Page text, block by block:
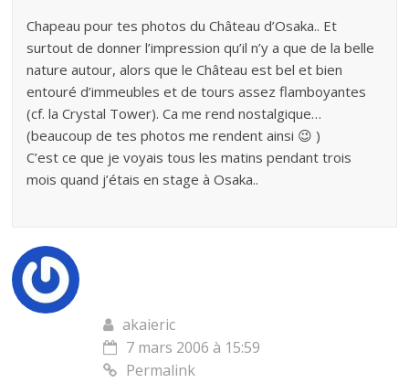
Chapeau pour tes photos du Château d’Osaka.. Et
surtout de donner l’impression qu’il n’y a que de la belle
nature autour, alors que le Château est bel et bien
entouré d’immeubles et de tours assez flamboyantes
(cf. la Crystal Tower). Ca me rend nostalgique…
(beaucoup de tes photos me rendent ainsi 😉 )
C’est ce que je voyais tous les matins pendant trois
mois quand j’étais en stage à Osaka..
akaieric
7 mars 2006 à 15:59
Permalink